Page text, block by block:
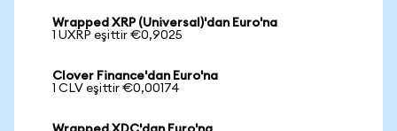
Wrapped XRP (Universal)'dan Euro'na
1 UXRP eşittir €0,9025
Clover Finance'dan Euro'na
1 CLV eşittir €0,00174